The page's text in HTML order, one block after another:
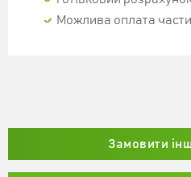
Можлива оплата
Замовити